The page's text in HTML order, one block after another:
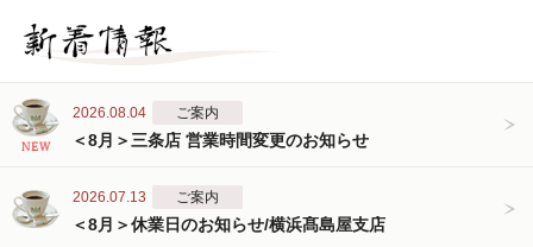
2026.08.04 ご案内
＜8月＞三条店 営業時間変更のお知らせ
2026.07.13 ご案内
＜8月＞休業日のお知らせ/横浜髙島屋支店